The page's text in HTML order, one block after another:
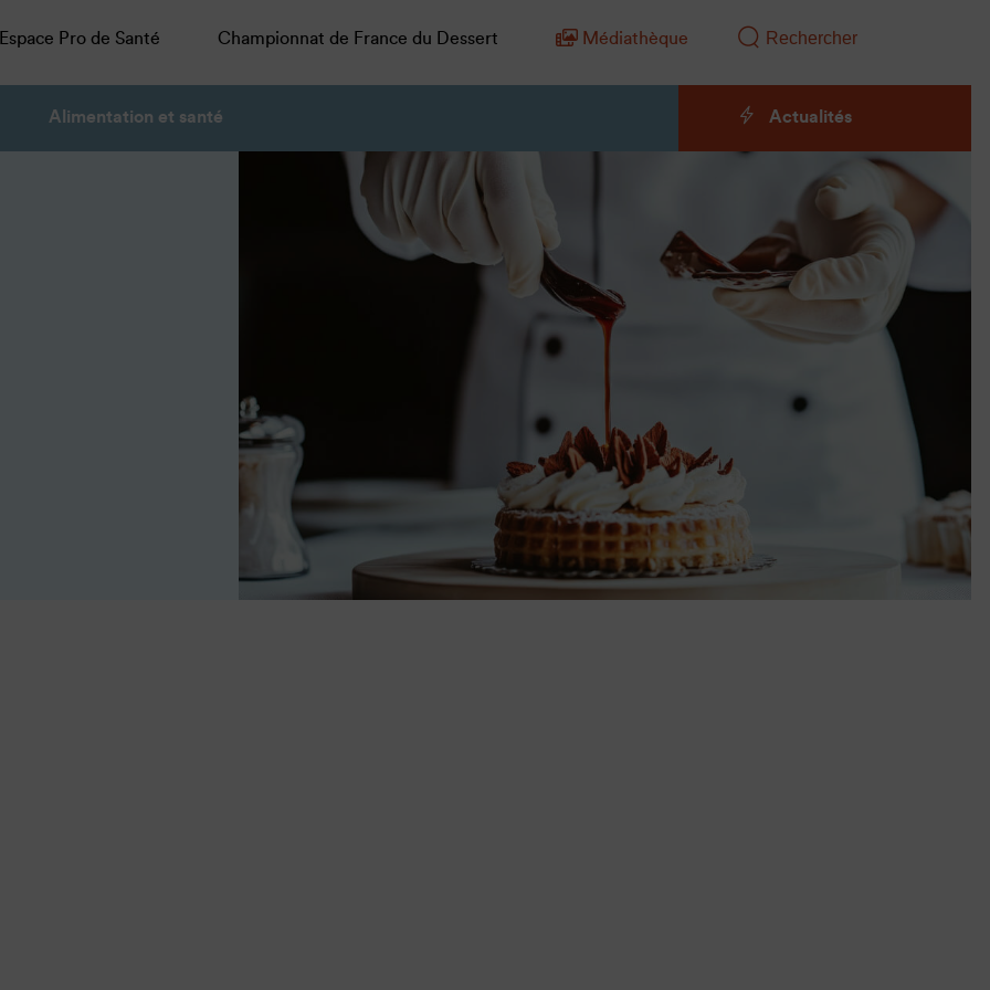
Espace Pro de Santé Championnat de France du Dessert Médiathèque
Alimentation et santé Actualités